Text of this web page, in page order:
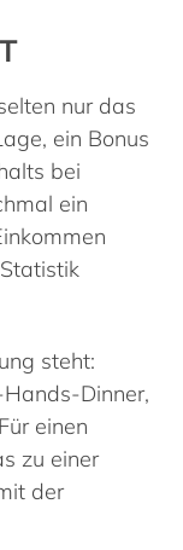
nur das
ein Bonus
bei
ein
steht:
Dinner,
einen
zu einer
der